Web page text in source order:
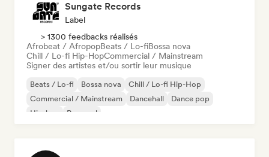
Sungate Records
Label
> 1300 feedbacks réalisés
Afrobeat / AfropopBeats / Lo-fiBossa nova
Chill / Lo-fi Hip-HopCommercial / Mainstream
Signer des artistes et/ou sortir leur musique
Beats / Lo-fi Bossa nova
Chill / Lo-fi Hip-Hop
Commercial / Mainstream
Dancehall
Dance pop
Hip-hop
Pop soul